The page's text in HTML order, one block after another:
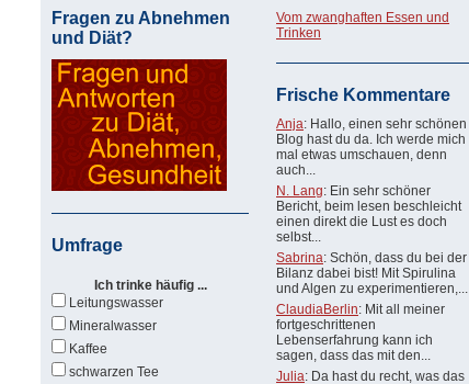
Fragen zu Abnehmen
und Diät?
Umfrage
Ich trinke häufig ...
Leitungswasser
Mineralwasser
Kaffee
schwarzen Tee
Vom zwanghaften Essen und
Trinken
Frische Kommentare
Anja: Hallo, einen sehr schönen
Blog hast du da. Ich werde mich
mal etwas umschauen, denn
auch...
N. Lang: Ein sehr schöner
Bericht, beim lesen beschleicht
einen direkt die Lust es doch
selbst...
Sabrina: Schön, dass du bei der
Bilanz dabei bist! Mit Spirulina
und Algen zu experimentieren,...
ClaudiaBerlin: Mit all meiner
fortgeschrittenen
Lebenserfahrung kann ich
sagen, dass das mit den...
Julia: Da hast du recht, was das